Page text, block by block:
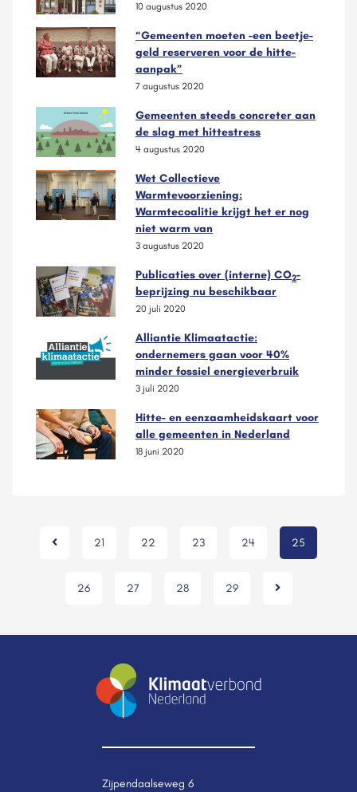
10 augustus 2020
“Gemeenten moeten -een beetje-
geld reserveren voor de hitte-
aanpak”
7 augustus 2020
Gemeenten steeds concreter aan
de slag met hittestress
4 augustus 2020
Wet Collectieve
Warmtevoorziening:
Warmtecoalitie krijgt het er nog
niet warm van
3 augustus 2020
Publicaties over (interne) CO2-
beprijzing nu beschikbaar
20 juli 2020
Alliantie Klimaatactie:
ondernemers gaan voor 40%
minder fossiel energieverbruik
3 juli 2020
Hitte- en eenzaamheidskaart voor
alle gemeenten in Nederland
18 juni 2020
21 22 23 24 25
26 27 28 29
Zijpendaalseweg 6